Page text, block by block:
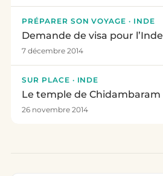
PRÉPARER SON VOYAGE · INDE
Demande de visa pour l’Inde
7 décembre 2014
SUR PLACE · INDE
Le temple de Chidambaram
26 novembre 2014